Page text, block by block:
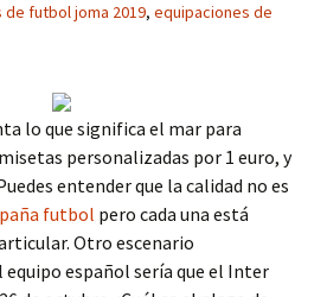
futbol joma 2019, equipaciones de
lo que significa el mar para
personalizadas por 1 euro, y
entender que la calidad no es
futbol pero cada una está
Otro escenario
equipo español sería que el Inter